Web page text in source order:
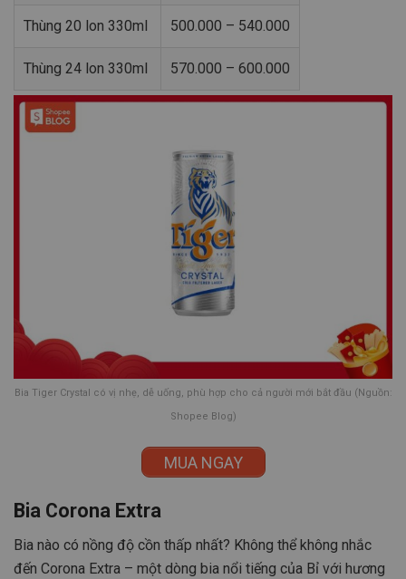
Thùng 20 lon 330ml 500.000 – 540.000
Thùng 24 lon 330ml 570.000 – 600.000
Bia Tiger Crystal có vị nhẹ, dễ uống, phù hợp cho cả người mới bắt đầu (Nguồn:
Shopee Blog)
MUA NGAY
Bia Corona Extra
Bia nào có nồng độ cồn thấp nhất? Không thể không nhắc
đến Corona Extra – một dòng bia nổi tiếng của Bỉ với hương